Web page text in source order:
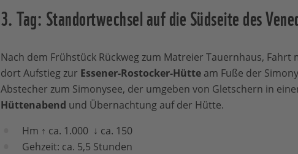
3. Tag: Standortwechsel auf die Südseite des
Nach dem Frühstück Rückweg zum Matreier Tauernhaus,
dort Aufstieg zur Essener-Rostocker-Hütteam Fuße der
Abstecher zum Simonysee, der umgeben von Gletschern in
Hüttenabend und Übernachtung auf der Hütte.
Hm ↑ ca. 1.000 ↓ ca. 150
Gehzeit: ca. 5,5 Stunden